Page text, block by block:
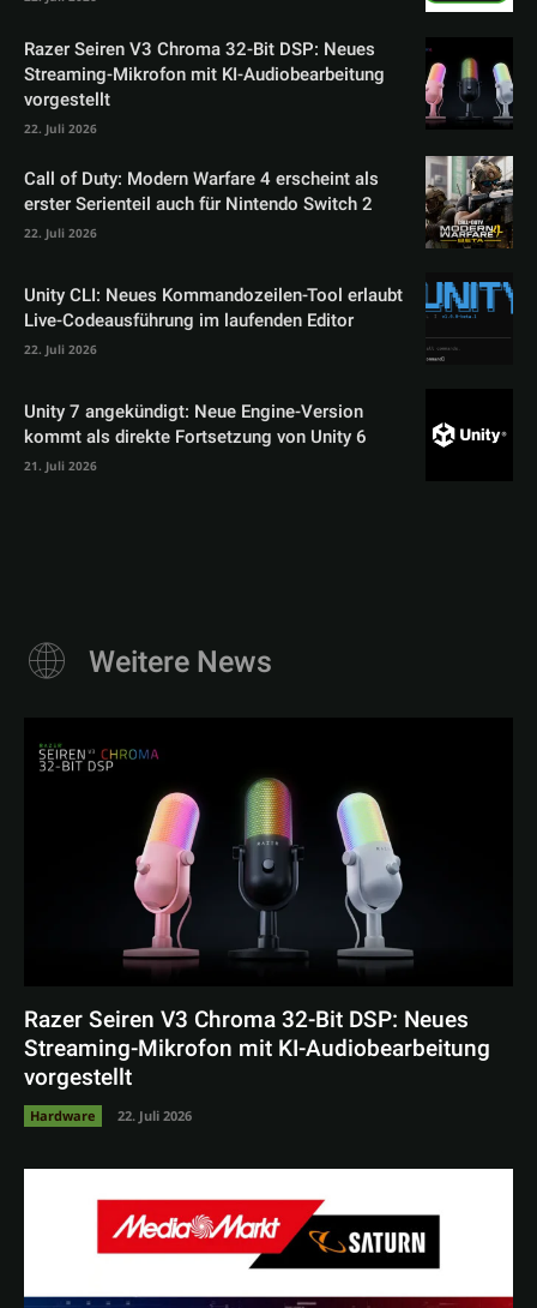
Razer Seiren V3 Chroma 32-Bit DSP: Neues
Streaming-Mikrofon mit KI-Audiobearbeitung
vorgestellt
22. Juli 2026
Call of Duty: Modern Warfare 4 erscheint als
erster Serienteil auch für Nintendo Switch 2
22. Juli 2026
Unity CLI: Neues Kommandozeilen-Tool erlaubt
Live-Codeausführung im laufenden Editor
22. Juli 2026
Unity 7 angekündigt: Neue Engine-Version
kommt als direkte Fortsetzung von Unity 6
21. Juli 2026
Weitere News
Razer Seiren V3 Chroma 32-Bit DSP: Neues
Streaming-Mikrofon mit KI-Audiobearbeitung
vorgestellt
Hardware 22. Juli 2026